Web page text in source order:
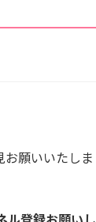
願いいたしま